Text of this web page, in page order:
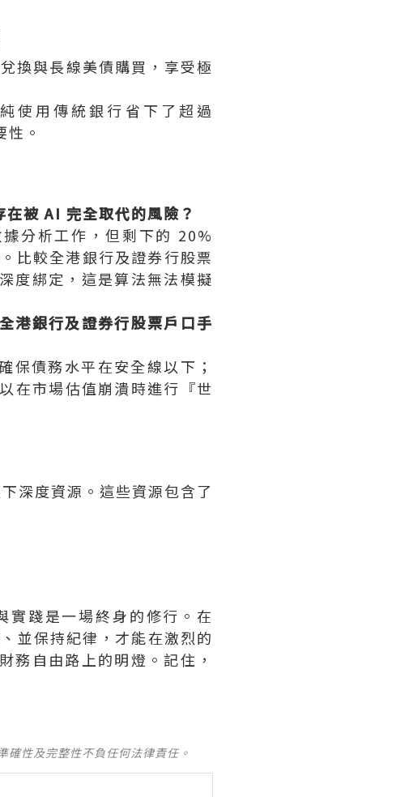
換與長線美債購買，享受極
使用傳統銀行省下了超過
。
被 AI 完全取代的風險？
分析工作，但剩下的 20%
比較全港銀行及證券行股票
度綁定，這是算法無法模擬
港銀行及證券行股票戶口手
保債務水平在安全線以下；
在市場估值崩潰時進行『世
深度資源。這些資源包含了
實踐是一場終身的修行。在
並保持紀律，才能在激烈的
務自由路上的明燈。記住，
性及完整性不負任何法律責任。